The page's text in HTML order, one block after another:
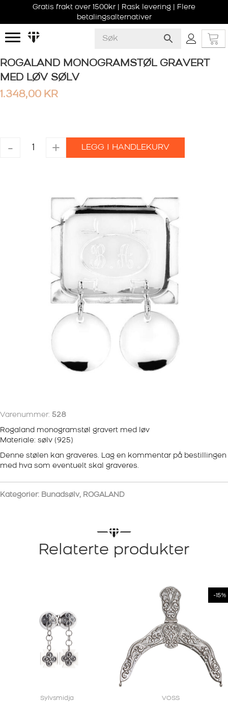
Gratis frakt over 1500kr | Rask levering | Flere
betalingsalternativer
ROGALAND MONOGRAMSTØL GRAVERT
MED LØV SØLV
1.348,00 KR
-
ROGALAND
MONOGRAMSTØL
+ LEGG I HANDLEKURV
Varenummer: 528
Rogaland monogramstøl gravert med løv
Materiale: sølv (925)
Denne stølen kan graveres. Lag en kommentar på bestillingen
med hva som eventuelt skal graveres.
Kategorier: Bunadsølv, ROGALAND
Relaterte produkter
Sylvsmidja
-15%
VOSS